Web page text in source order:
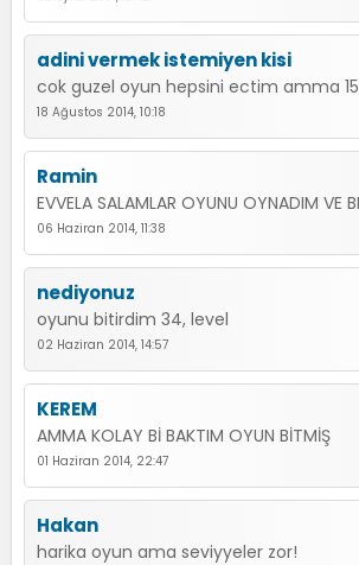
adini vermek istemiyen kisi
cok guzel oyun hepsini ectim amma
18 Ağustos 2014, 10:18
Ramin
EVVELA SALAMLAR OYUNU OYNADIM VE
06 Haziran 2014, 11:38
nediyonuz
oyunu bitirdim 34, level
02 Haziran 2014, 14:57
KEREM
AMMA KOLAY Bİ BAKTIM OYUN BİTMİŞ
01 Haziran 2014, 22:47
Hakan
harika oyun ama seviyyeler zor!